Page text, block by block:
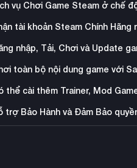
vụ Chơi Game Steam ở chế
tài khoản Steam Chính Hãng
nhập, Tải, Chơi và Update
toàn bộ nội dung game với
thể cài thêm Trainer, Mod
trợ Bảo Hành và Đảm Bảo